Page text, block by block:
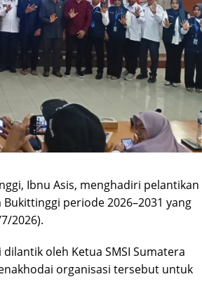
Ibnu Asis, menghadiri pelantikan
periode 2026–2031 yang
2026).
oleh Ketua SMSI Sumatera
organisasi tersebut untuk